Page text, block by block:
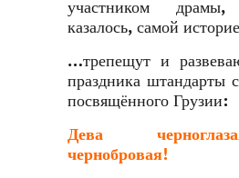
участником драмы,
казалось, самой
…трепещут и
праздника штандарты
посвящённого Грузии:
Дева
чернобровая!